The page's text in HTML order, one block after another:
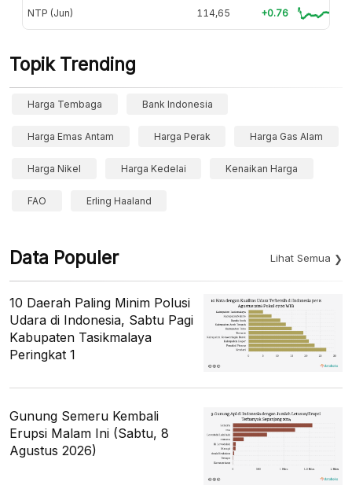
NTP (Jun) 114,65 +0.76
Topik Trending
Harga Tembaga Bank Indonesia
Harga Emas Antam Harga Perak Harga Gas Alam
Harga Nikel Harga Kedelai Kenaikan Harga
FAO Erling Haaland
Data Populer Lihat Semua
10 Daerah Paling Minim Polusi
Udara di Indonesia, Sabtu Pagi
Kabupaten Tasikmalaya
Peringkat 1
Gunung Semeru Kembali
Erupsi Malam Ini (Sabtu, 8
Agustus 2026)